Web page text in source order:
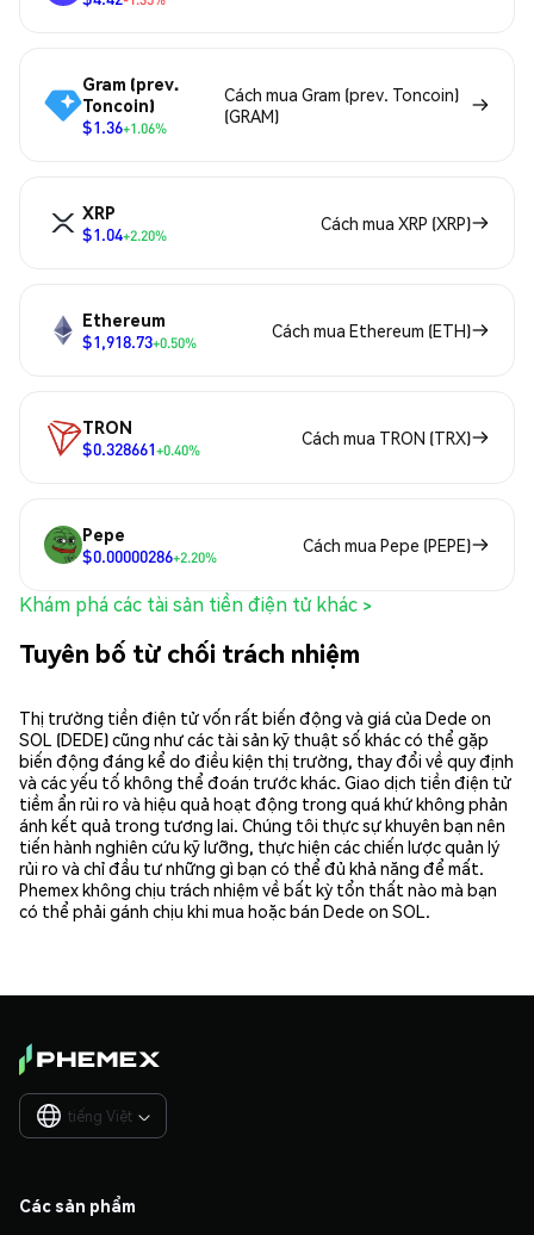
Gram (prev.
Toncoin)
$1.36+1.06%
Cách mua Gram (prev. Toncoin)
(GRAM)
XRP
$1.04+2.20%
Cách mua XRP (XRP)
Ethereum
$1,918.73+0.50%
Cách mua Ethereum (ETH)
TRON
$0.328661+0.40%
Cách mua TRON (TRX)
Pepe
$0.00000286+2.20%
Cách mua Pepe (PEPE)
Khám phá các tài sản tiền điện tử khác >
Tuyên bố từ chối trách nhiệm
Thị trường tiền điện tử vốn rất biến động và giá của Dede on
SOL (DEDE) cũng như các tài sản kỹ thuật số khác có thể gặp
biến động đáng kể do điều kiện thị trường, thay đổi về quy định
và các yếu tố không thể đoán trước khác. Giao dịch tiền điện tử
tiềm ẩn rủi ro và hiệu quả hoạt động trong quá khứ không phản
ánh kết quả trong tương lai. Chúng tôi thực sự khuyên bạn nên
tiến hành nghiên cứu kỹ lưỡng, thực hiện các chiến lược quản lý
rủi ro và chỉ đầu tư những gì bạn có thể đủ khả năng để mất.
Phemex không chịu trách nhiệm về bất kỳ tổn thất nào mà bạn
có thể phải gánh chịu khi mua hoặc bán Dede on SOL.
tiếng Việt 
Các sản phẩm